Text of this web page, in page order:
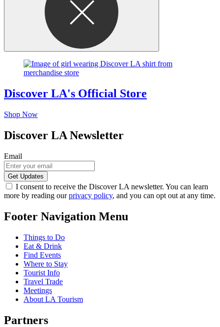
Discover LA's Official Store
Shop Now
Discover LA Newsletter
Email
I consent to receive the Discover LA newsletter. You can learn
more by reading ourprivacy policy, and you can opt out at any time.
Footer Navigation Menu
Things to Do
Eat & Drink
Find Events
Where to Stay
Tourist Info
Travel Trade
Meetings
About LA Tourism
Partners